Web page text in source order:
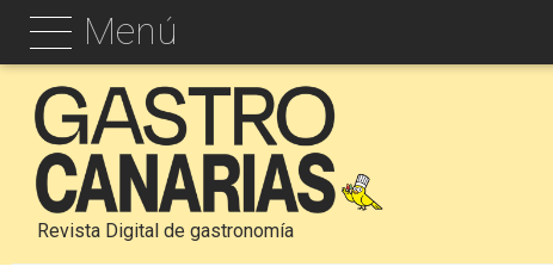
Menú
Revista Digital de gastronomía